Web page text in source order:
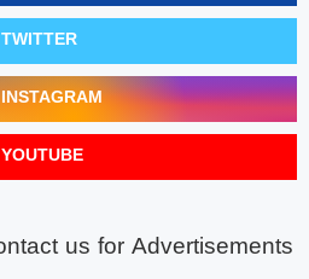
TWITTER
INSTAGRAM
YOUTUBE